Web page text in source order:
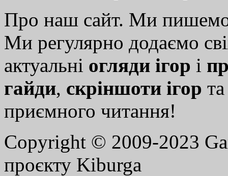
Про наш сайт. Ми
Ми регулярно додаємо
актуальні огляди ігор і
гайди, скріншоти ігор
приємного читання!
Copyright © 2009-2023
проєкту Kiburga